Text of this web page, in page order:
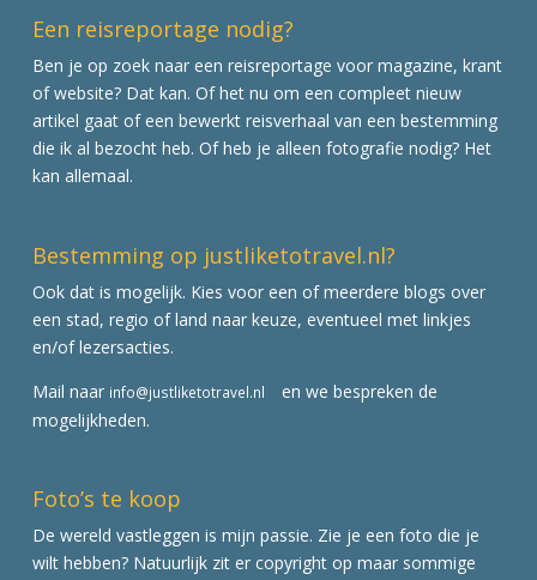
Een reisreportage nodig?
Ben je op zoek naar een reisreportage voor magazine, krant
of website? Dat kan. Of het nu om een compleet nieuw
artikel gaat of een bewerkt reisverhaal van een bestemming
die ik al bezocht heb. Of heb je alleen fotografie nodig? Het
kan allemaal.
Bestemming op justliketotravel.nl?
Ook dat is mogelijk. Kies voor een of meerdere blogs over
een stad, regio of land naar keuze, eventueel met linkjes
en/of lezersacties.
Mail naar info@justliketotravel.nl
en we bespreken de
mogelijkheden.
Foto’s te koop
De wereld vastleggen is mijn passie. Zie je een foto die je
wilt hebben? Natuurlijk zit er copyright op maar sommige